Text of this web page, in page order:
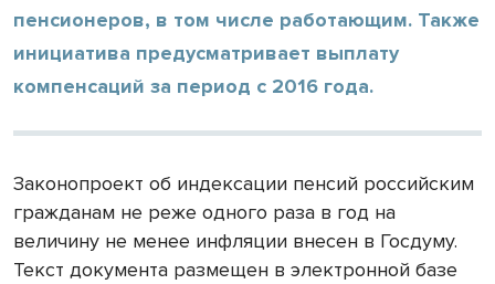
пенсионеров, в том числе работающим. Также
инициатива предусматривает выплату
компенсаций за период с 2016 года.
Законопроект об индексации пенсий российским
гражданам не реже одного раза в год на
величину не менее инфляции внесен в Госдуму.
Текст документа размещен в электронной базе